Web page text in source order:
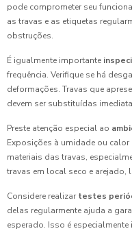
pode comprometer seu
as travas e as etiquetas
obstruções.
É igualmente importante
frequência. Verifique se há
deformações. Travas que
devem ser substituídas
Preste atenção especial ao
Exposições à umidade ou
materiais das travas,
travas em local seco e arejado,
Considere realizar testes
delas regularmente ajuda a
esperado. Isso é